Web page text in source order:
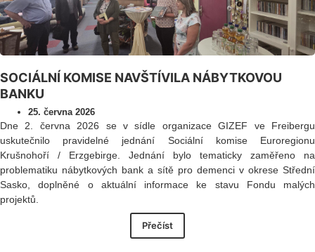
SOCIÁLNÍ KOMISE NAVŠTÍVILA NÁBYTKOVOU
BANKU
25. června 2026
Dne 2. června 2026 se v sídle organizace GIZEF ve Freibergu
uskutečnilo pravidelné jednání Sociální komise Euroregionu
Krušnohoří / Erzgebirge. Jednání bylo tematicky zaměřeno na
problematiku nábytkových bank a sítě pro demenci v okrese Střední
Sasko, doplněné o aktuální informace ke stavu Fondu malých
projektů.
Přečíst